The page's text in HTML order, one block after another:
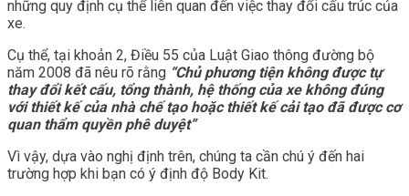
những quy định cụ thể liên quan đến việc thay đổi cấu trúc của
xe.
Cụ thể, tại khoản 2, Điều 55 của Luật Giao thông đường bộ
năm 2008 đã nêu rõ rằng “Chủ phương tiện không được tự
thay đổi kết cấu, tổng thành, hệ thống của xe không đúng
với thiết kế của nhà chế tạo hoặc thiết kế cải tạo đã được cơ
quan thẩm quyền phê duyệt”
Vì vậy, dựa vào nghị định trên, chúng ta cần chú ý đến hai
trường hợp khi bạn có ý định độ Body Kit.